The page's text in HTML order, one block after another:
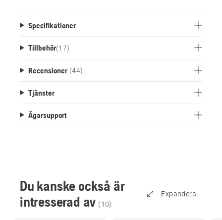
Specifikationer
Tillbehör(17)
Recensioner (44)
Tjänster
Ägarsupport
Du kanske också är
intresserad av (10)
Expandera